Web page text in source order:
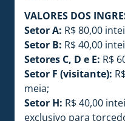
VALORES DOS
Setor A: R$ 80,00
Setor B: R$ 40,00
Setores C, D e E: R$
Setor F (visitante):
meia;
Setor H: R$ 40,00
exclusivo para